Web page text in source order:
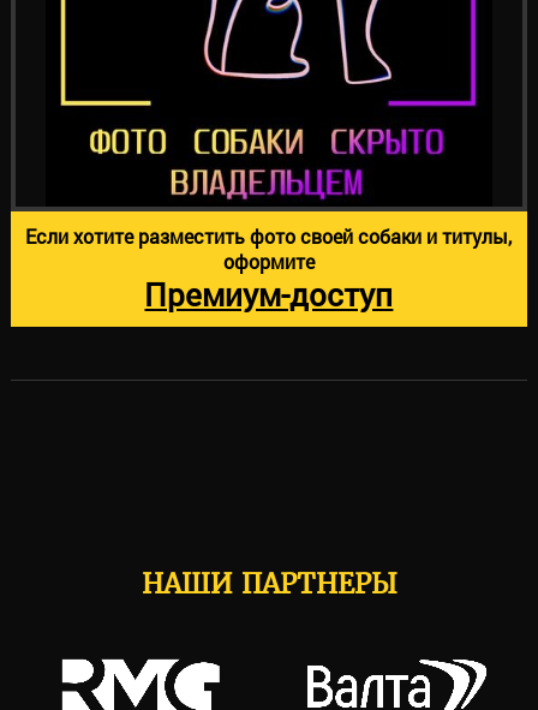
Если хотите разместить фото своей собаки и титулы,
оформите
Премиум-доступ
НАШИ ПАРТНЕРЫ